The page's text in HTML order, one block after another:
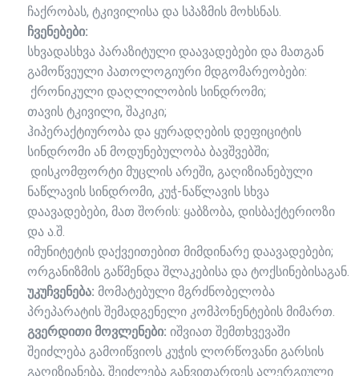
ჩაქრობას, ტკივილისა და სპაზმის მოხსნას.
ჩვენებები:
სხვადასხვა პარაზიტული დაავადებები და მათგან
გამოწვეული პათოლოგიური მდგომარეობები:
ქრონიკული დაღლილობის სინდრომი;
თავის ტკივილი, შაკიკი;
ჰიპერაქტიურობა და ყურადღების დეფიციტის
სინდრომი ან მოდუნებულობა ბავშვებში;
დისკომფორტი მუცლის არეში, გაღიზიანებული
ნაწლავის სინდრომი, კუჭ-ნაწლავის სხვა
დაავადებები, მათ შორის: ყაბზობა, დისბაქტერიოზი
და ა.შ.
იმუნი­ტეტის დაქვეითებით მიმდინარე დაავადებები;
ორგანიზმის გაწმენდა შლაკებისა და ტოქსინებისაგან.
უკუჩვენება: მომატებული მგრძნობელობა
პრეპარატის შემადგენელი კომპონენტების მიმართ.
გვერდითი მოვლენები: იშვიათ შემთხვევაში
შეიძლება გამოიწვიოს კუჭის ლორწოვანი გარსის
გაღიზიანება, შეიძლება განვითარდეს ალერგიული